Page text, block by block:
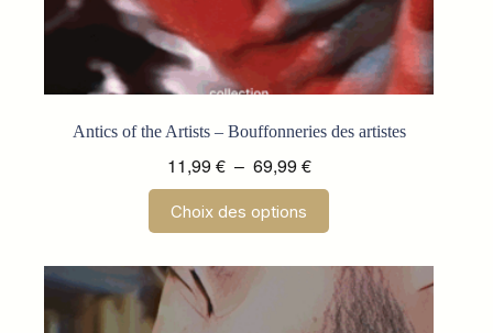
Antics of the Artists – Bouffonneries des artistes
11,99 € – 69,99 €Plage
de
11,99 €
à
69,99 €
Choix des options
produit
a